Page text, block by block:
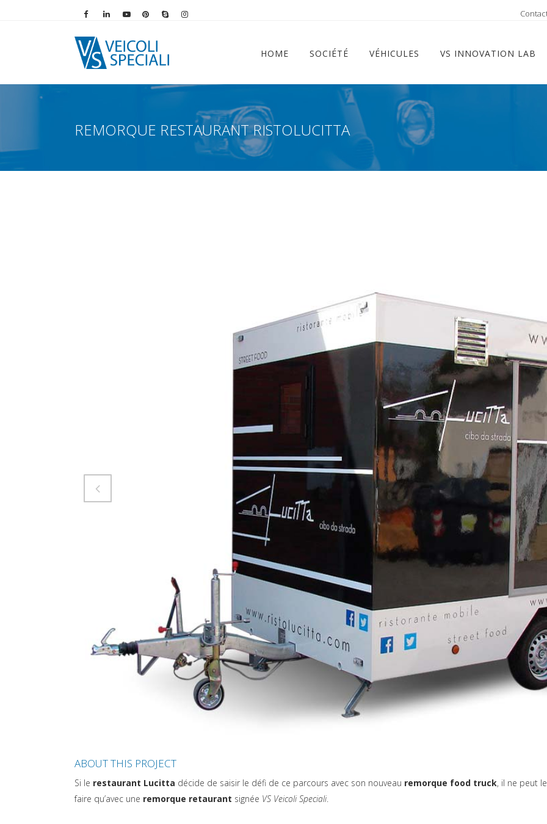
Vai alla pagina Facebook
Vai al profilo LinkedIn
Vai al canale YouTube
Vai al profilo Pinterest
Chiama su Skype
Vai al profilo Instagram
HOME SOCIÉTÉ VÉHICULES VS INNOVATION LAB
REMORQUE RESTAURANT RISTOLUCITTA
ABOUT THIS PROJECT
Si le restaurant Lucitta décide de saisir le défi de ce parcours avec son nouveau remorque food truck, il ne peut le
faire qu’avec une remorque retaurant signée VS Veicoli Speciali.